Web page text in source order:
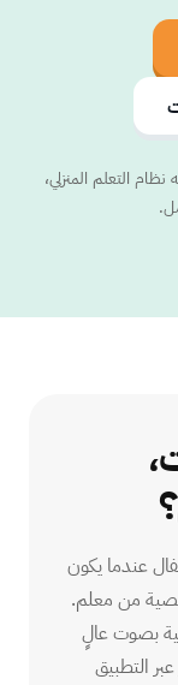
نظام التعلم المنزلي،
عندما يكون
من معلم.
بصوت عالٍ
التطبيق